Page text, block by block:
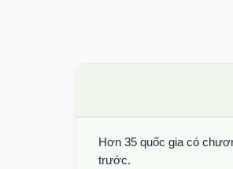
Hơn 35 quốc gia có
trước.